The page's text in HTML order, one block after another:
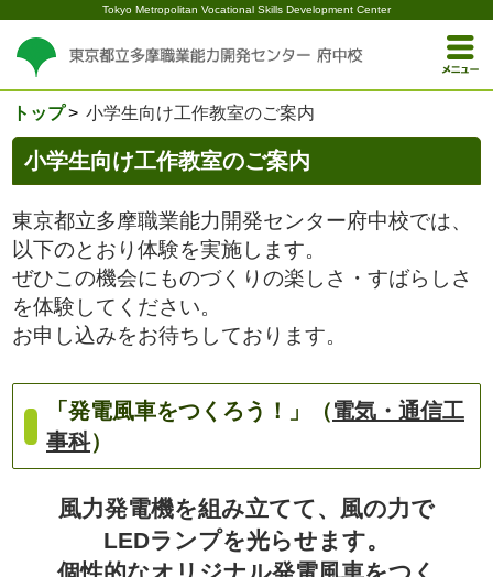
Tokyo Metropolitan Vocational Skills Development Center
トップ 小学生向け工作教室のご案内
小学生向け工作教室のご案内
東京都立多摩職業能力開発センター府中校では、
以下のとおり体験を実施します。
ぜひこの機会にものづくりの楽しさ・すばらしさ
を体験してください。
お申し込みをお待ちしております。
「発電風車をつくろう！」（電気・通信工
事科）
風力発電機を組み立てて、風の力で
LEDランプを光らせます。
個性的なオリジナル発電風車をつく